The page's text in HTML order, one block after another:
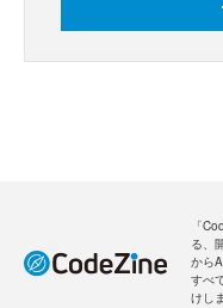
「
る、
から
すべ
けし